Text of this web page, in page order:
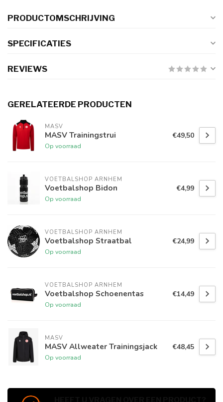
PRODUCTOMSCHRIJVING
SPECIFICATIES
REVIEWS
GERELATEERDE PRODUCTEN
MASV
MASV Trainingstrui
Op voorraad
€49,50
VOETBALSHOP ARNHEM
Voetbalshop Bidon
Op voorraad
€4,99
VOETBALSHOP ARNHEM
Voetbalshop Straatbal
Op voorraad
€24,99
VOETBALSHOP ARNHEM
Voetbalshop Schoenentas
Op voorraad
€14,49
MASV
MASV Allweater Trainingsjack
Op voorraad
€48,45